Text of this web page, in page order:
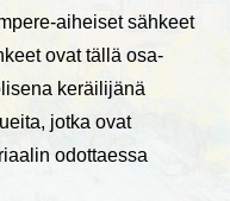
aiheiset sähkeet
ovat tällä osa-
keräilijänä
jotka ovat
odottaessa